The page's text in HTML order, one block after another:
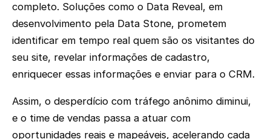
completo. Soluções como o Data Reveal, em
desenvolvimento pela Data Stone, prometem
identificar em tempo real quem são os visitantes do
seu site, revelar informações de cadastro,
enriquecer essas informações e enviar para o CRM.
Assim, o desperdício com tráfego anônimo diminui,
e o time de vendas passa a atuar com
oportunidades reais e mapeáveis, acelerando cada